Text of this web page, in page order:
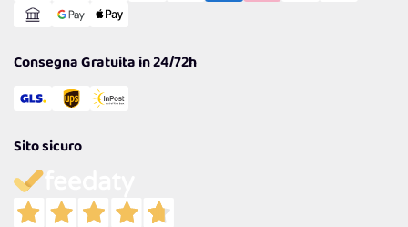
Consegna Gratuita in 24/72h
Sito sicuro